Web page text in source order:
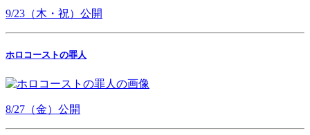
9/23（木・祝）公開
ホロコーストの罪人
8/27（金）公開